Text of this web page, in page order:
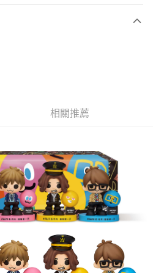
查看運費
相關推薦